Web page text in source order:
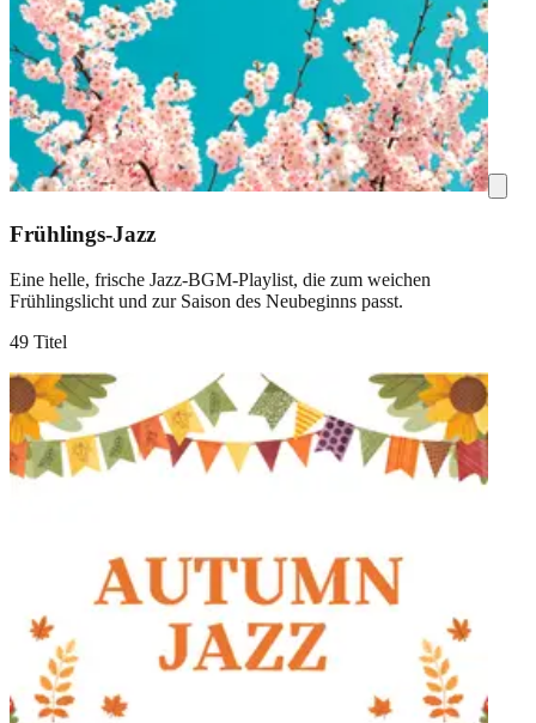
Frühlings-Jazz
Eine helle, frische Jazz-BGM-Playlist, die zum weichen
Frühlingslicht und zur Saison des Neubeginns passt.
49 Titel